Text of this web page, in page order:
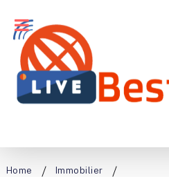
Home
Immobilier